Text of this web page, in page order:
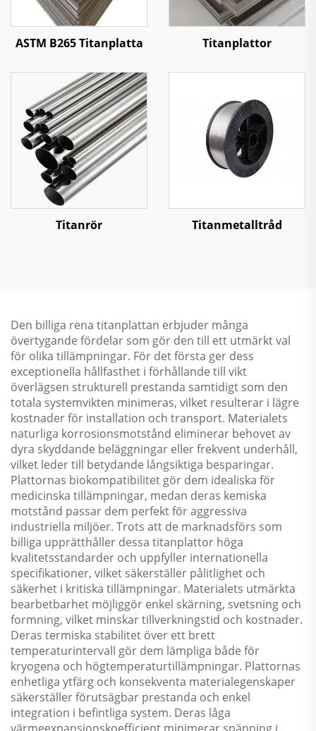
ASTM B265 Titanplatta Titanplattor
Titanrör Titanmetalltråd
Den billiga rena titanplattan erbjuder många
övertygande fördelar som gör den till ett utmärkt val
för olika tillämpningar. För det första ger dess
exceptionella hållfasthet i förhållande till vikt
överlägsen strukturell prestanda samtidigt som den
totala systemvikten minimeras, vilket resulterar i lägre
kostnader för installation och transport. Materialets
naturliga korrosionsmotstånd eliminerar behovet av
dyra skyddande beläggningar eller frekvent underhåll,
vilket leder till betydande långsiktiga besparingar.
Plattornas biokompatibilitet gör dem idealiska för
medicinska tillämpningar, medan deras kemiska
motstånd passar dem perfekt för aggressiva
industriella miljöer. Trots att de marknadsförs som
billiga upprätthåller dessa titanplattor höga
kvalitetsstandarder och uppfyller internationella
specifikationer, vilket säkerställer pålitlighet och
säkerhet i kritiska tillämpningar. Materialets utmärkta
bearbetbarhet möjliggör enkel skärning, svetsning och
formning, vilket minskar tillverkningstid och kostnader.
Deras termiska stabilitet över ett brett
temperaturintervall gör dem lämpliga både för
kryogena och högtemperaturtillämpningar. Plattornas
enhetliga ytfärg och konsekventa materialegenskaper
säkerställer förutsägbar prestanda och enkel
integration i befintliga system. Deras låga